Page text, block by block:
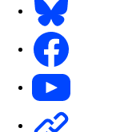
Youtube